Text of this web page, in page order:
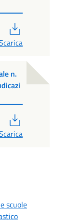
n.
scuole